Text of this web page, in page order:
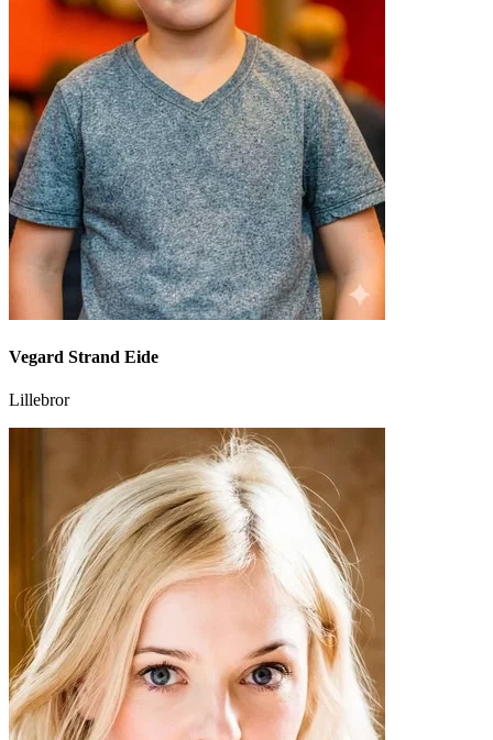
Vegard Strand Eide
Lillebror